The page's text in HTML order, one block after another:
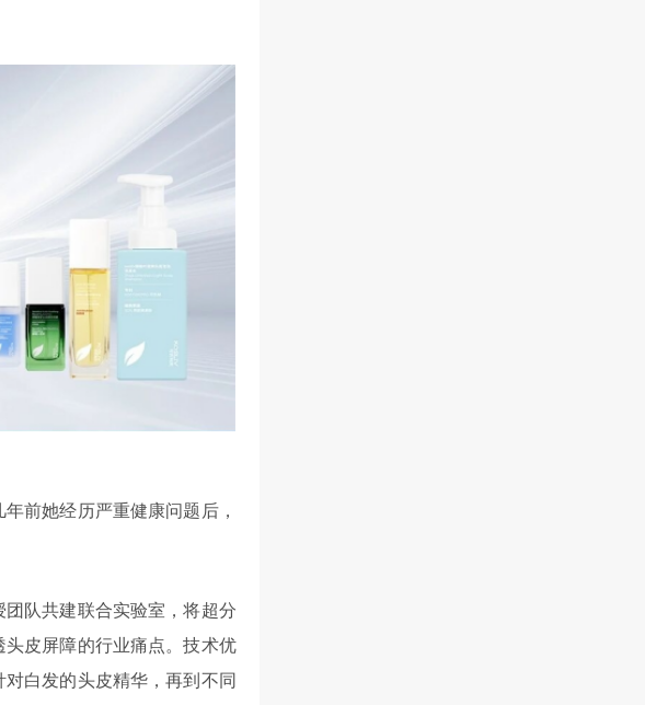
前她经历严重健康问题后，
队共建联合实验室，将超分
皮屏障的行业痛点。技术优
白发的头皮精华，再到不同